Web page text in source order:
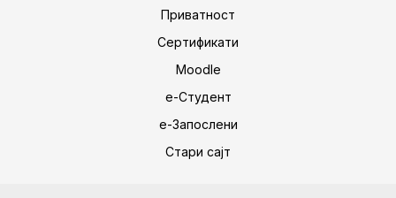
Приватност
Сертификати
Moodle
е-Студент
е-Запослени
Стари сајт